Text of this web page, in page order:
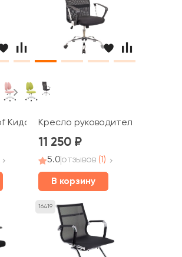
Кидс / Kids 103Кресло руководителя Everprof
11 250
5.0отзывов (1)
В корзину
16419